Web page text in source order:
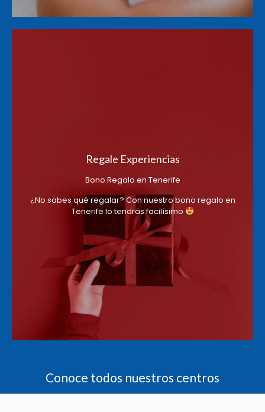
Regale Experiencias
Bono Regalo en Tenerife
¿No sabes qué regalar? Con nuestro bono regalo en
Tenerife lo tendrás facilísimo
Conoce todos nuestros centros